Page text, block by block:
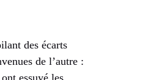
des écarts
de l’autre :
essuyé les